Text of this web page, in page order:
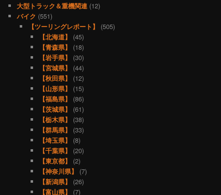
大型トラック＆重機関連 (12)
バイク (551)
【ツーリングレポート】
(505)
【北海道】
(45)
【青森県】
(18)
【岩手県】
(30)
【宮城県】
(44)
【秋田県】
(12)
【山形県】
(15)
【福島県】
(86)
【茨城県】
(61)
【栃木県】
(38)
【群馬県】
(33)
【埼玉県】
(8)
【千葉県】
(20)
【東京都】
(2)
【神奈川県】
(7)
【新潟県】
(26)
【富山県】
(7)